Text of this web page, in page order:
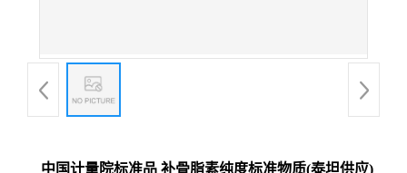
中国计量院标准品 补骨脂素纯度标准物质(泰坦供应)